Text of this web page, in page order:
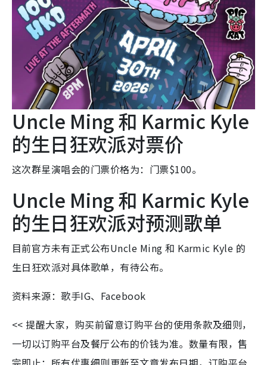
Uncle Ming 和 Karmic Kyle
的生日狂欢派对票价
这次群星演唱会的门票价格为：门票$100。
Uncle Ming 和 Karmic Kyle
的生日狂欢派对预测歌单
目前官方未有正式公布Uncle Ming 和 Karmic Kyle 的
生日狂欢派对具体歌单，有待公布。
资料来源：歌手IG、Facebook
<< 提醒大家，购买前留意订购平台的使用条款及细则，
一切以订购平台及餐厅公布的价钱为准。数量有限，售